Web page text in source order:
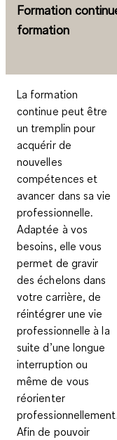
Formation
formation
La formation
continue peut être
un tremplin pour
acquérir de
nouvelles
compétences et
avancer dans sa vie
professionnelle.
Adaptée à vos
besoins, elle vous
permet de gravir
des échelons dans
votre carrière, de
réintégrer une vie
professionnelle à la
suite d’une longue
interruption ou
même de vous
réorienter
Afin de pouvoir